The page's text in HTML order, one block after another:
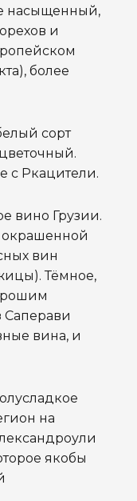
насыщенный,
и
более
сорт
с Ркацители.
вино Грузии.
окрашенной
вин
Тёмное,
вина, и
на
якобы